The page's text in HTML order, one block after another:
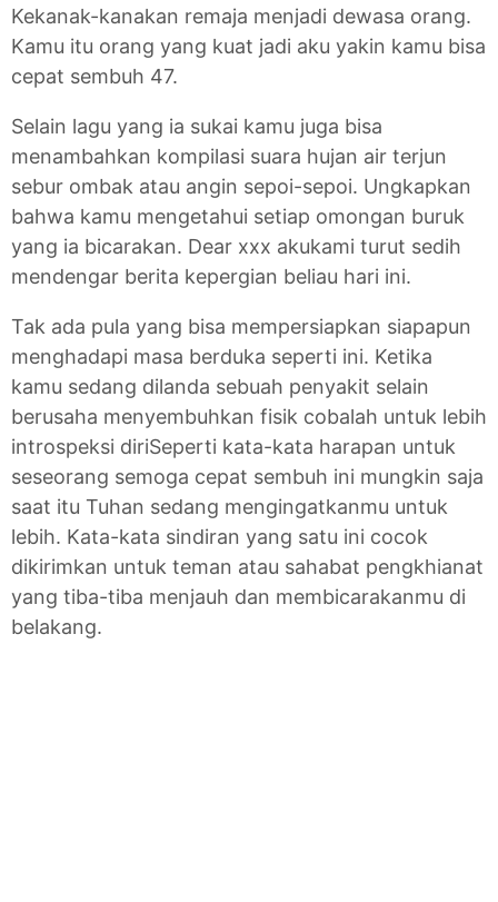
Kekanak-kanakan remaja menjadi dewasa orang.
Kamu itu orang yang kuat jadi aku yakin kamu bisa
cepat sembuh 47.
Selain lagu yang ia sukai kamu juga bisa
menambahkan kompilasi suara hujan air terjun
sebur ombak atau angin sepoi-sepoi. Ungkapkan
bahwa kamu mengetahui setiap omongan buruk
yang ia bicarakan. Dear xxx akukami turut sedih
mendengar berita kepergian beliau hari ini.
Tak ada pula yang bisa mempersiapkan siapapun
menghadapi masa berduka seperti ini. Ketika
kamu sedang dilanda sebuah penyakit selain
berusaha menyembuhkan fisik cobalah untuk lebih
introspeksi diriSeperti kata-kata harapan untuk
seseorang semoga cepat sembuh ini mungkin saja
saat itu Tuhan sedang mengingatkanmu untuk
lebih. Kata-kata sindiran yang satu ini cocok
dikirimkan untuk teman atau sahabat pengkhianat
yang tiba-tiba menjauh dan membicarakanmu di
belakang.